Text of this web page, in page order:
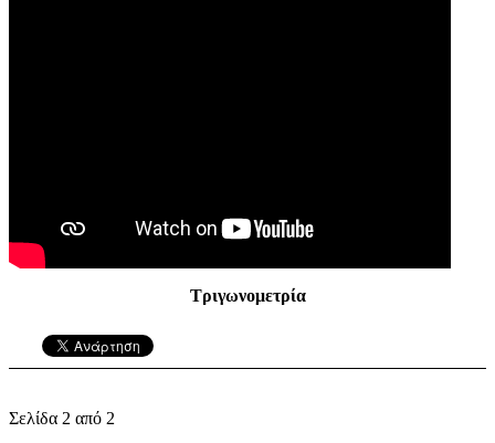
Τριγωνομετρία
Σελίδα 2 από 2